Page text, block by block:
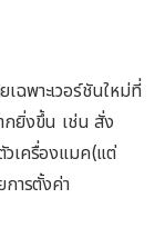
ฉพาะเวอร์ชันใหม่ที่
กยิ่งขึ้น เช่น สั่ง
วเครื่องแมค(แต่
ารตั้งค่า